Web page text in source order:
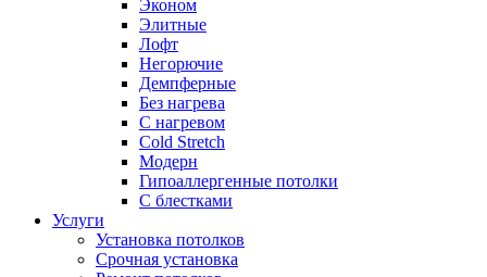
Эконом
Элитные
Лофт
Негорючие
Демпферные
Без нагрева
С нагревом
Cold Stretch
Модерн
Гипоаллергенные потолки
С блестками
Услуги
Установка потолков
Срочная установка